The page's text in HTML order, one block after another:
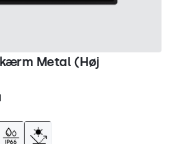
Metal (Høj